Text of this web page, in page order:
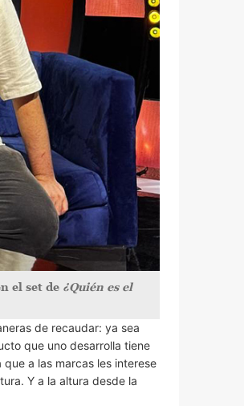
el set de ¿Quién es el
de recaudar: ya sea
que uno desarrolla tiene
a las marcas les interese
Y a la altura desde la